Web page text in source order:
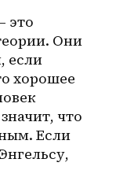
это
Они
если
хорошее
что
Если